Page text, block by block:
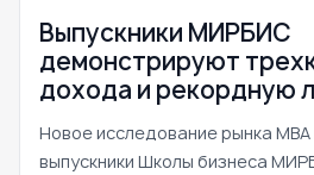
Выпускники МИРБИС
демонстрируют
дохода и рекордную
Новое исследование рынка
выпускники Школы бизнеса